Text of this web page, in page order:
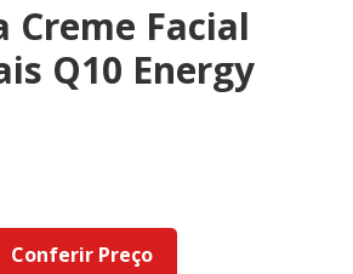
Creme Facial
Q10 Energy
Conferir Preço